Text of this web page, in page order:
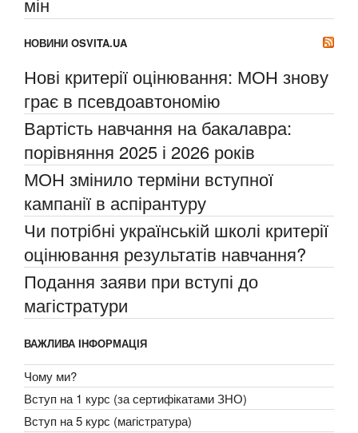
НОВИНИ OSVITA.UA
Нові критерії оцінювання: МОН знову
грає в псевдоавтономію
Вартість навчання на бакалавра:
порівняння 2025 і 2026 років
МОН змінило терміни вступної
кампанії в аспірантуру
Чи потрібні українській школі критерії
оцінювання результатів навчання?
Подання заяви при вступі до
магістратури
ВАЖЛИВА ІНФОРМАЦІЯ
Чому ми?
Вступ на 1 курс (за сертифікатами ЗНО)
Вступ на 5 курс (магістратура)